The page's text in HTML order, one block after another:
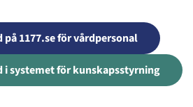
på 1177.se för vårdpersonal
i systemet för kunskapsstyrning